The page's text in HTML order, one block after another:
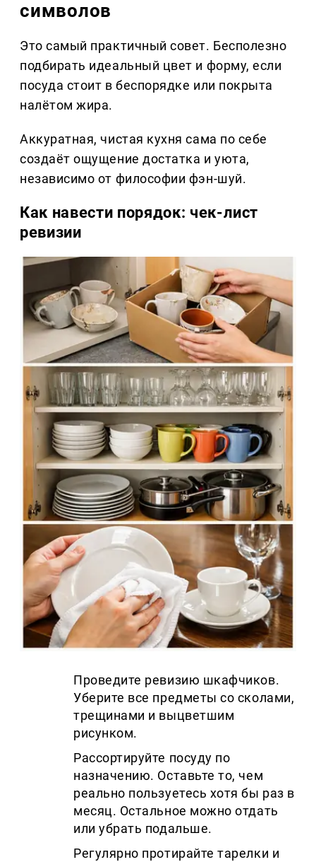
символов
Это самый практичный совет. Бесполезно
подбирать идеальный цвет и форму, если
посуда стоит в беспорядке или покрыта
налётом жира.
Аккуратная, чистая кухня сама по себе
создаёт ощущение достатка и уюта,
независимо от философии фэн-шуй.
Как навести порядок: чек-лист
ревизии
Проведите ревизию шкафчиков.
Уберите все предметы со сколами,
трещинами и выцветшим
рисунком.
Рассортируйте посуду по
назначению. Оставьте то, чем
реально пользуетесь хотя бы раз в
месяц. Остальное можно отдать
или убрать подальше.
Регулярно протирайте тарелки и